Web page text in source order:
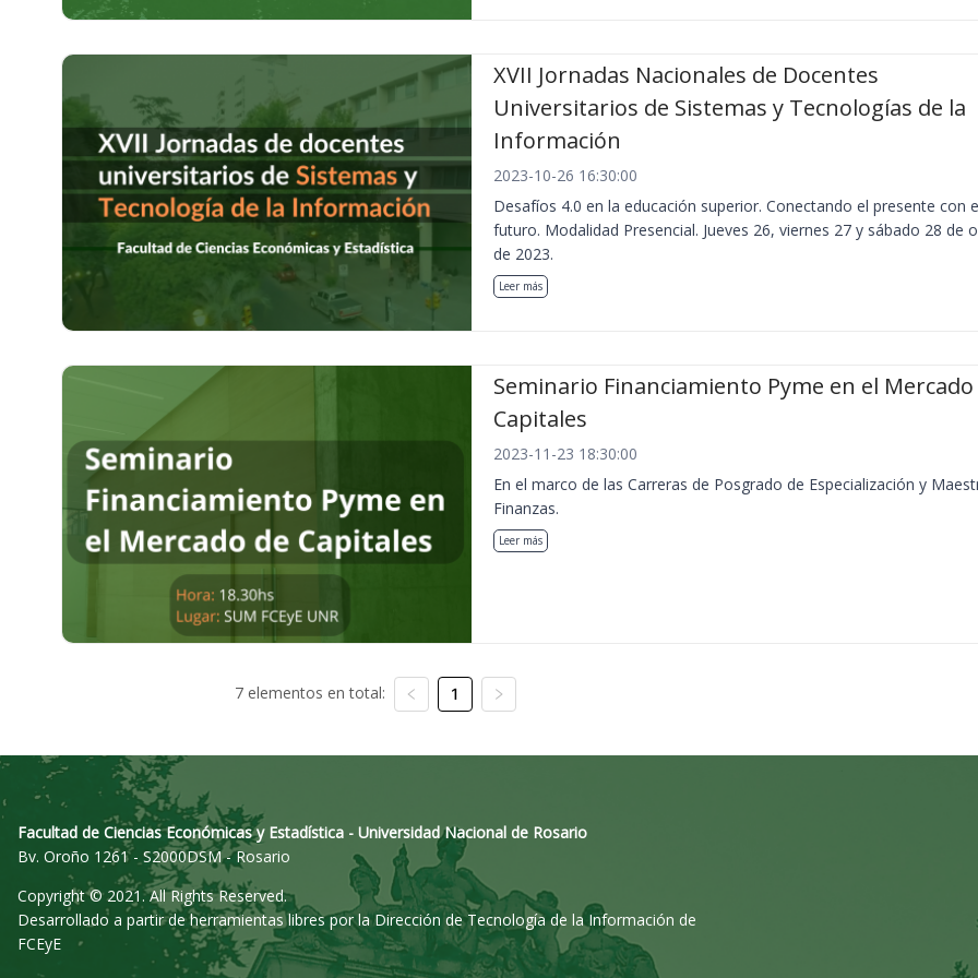
XVII Jornadas Nacionales de Docentes
Universitarios de Sistemas y Tecnologías de la
Información
2023-10-26 16:30:00
Desafíos 4.0 en la educación superior. Conectando el presente con
futuro. Modalidad Presencial. Jueves 26, viernes 27 y sábado 28 de
de 2023.
Leer más
Seminario Financiamiento Pyme en el Mercado
Capitales
2023-11-23 18:30:00
En el marco de las Carreras de Posgrado de Especialización y
Finanzas.
Leer más
7 elementos en total: 1
Facultad de Ciencias Económicas y Estadística - Universidad Nacional de Rosario
Bv. Oroño 1261 - S2000DSM - Rosario
Copyright © 2021. All Rights Reserved.
Desarrollado a partir de herramientas libres por la Dirección de Tecnología de la Información de
FCEyE